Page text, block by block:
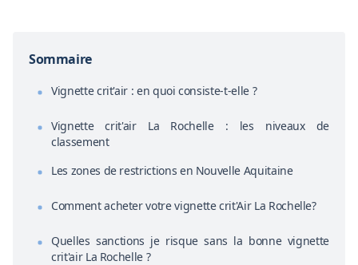
Sommaire
Vignette crit'air : en quoi consiste-t-elle ?
Vignette crit'air La Rochelle : les niveaux de
classement
Les zones de restrictions en Nouvelle Aquitaine
Comment acheter votre vignette crit'Air La Rochelle?
Quelles sanctions je risque sans la bonne vignette
crit'air La Rochelle ?